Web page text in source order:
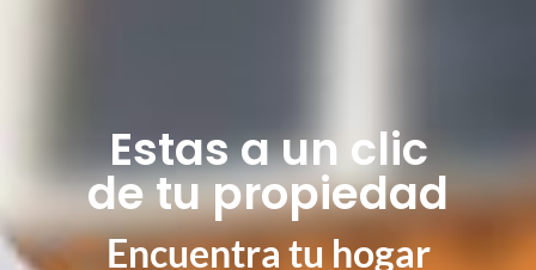
Estas a un clic
de tu propiedad
Encuentra tu hogar